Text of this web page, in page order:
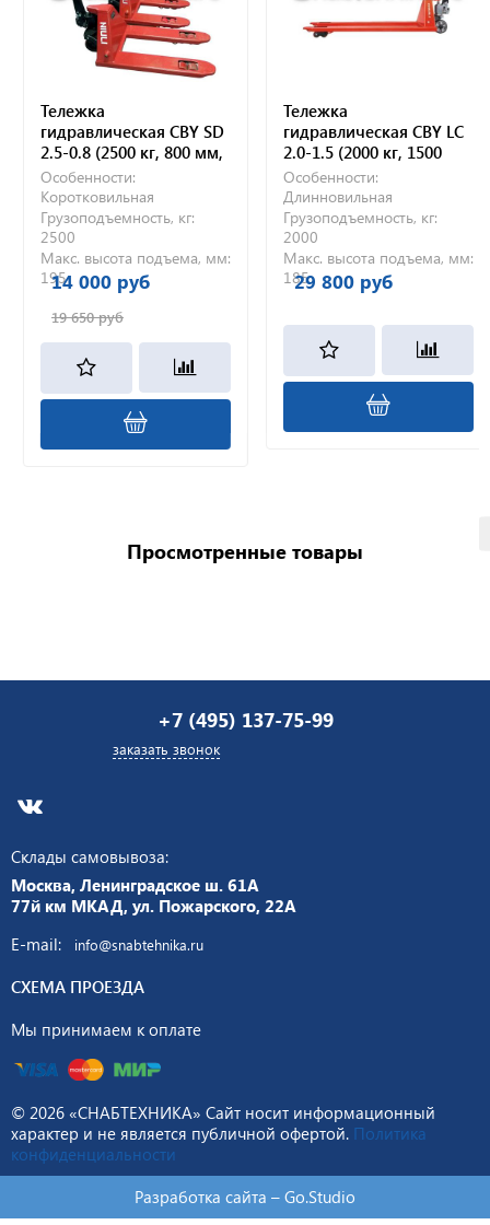
Тележка
гидравлическая CBY SD
2.5-0.8 (2500 кг, 800 мм,
полиуретановые
колеса)
Особенности:
Коротковильная
Грузоподъемность, кг:
2500
Макс. высота подъема, мм:
195
14 000 руб
19 650 руб
Тележка
гидравлическая CBY LC
2.0-1.5 (2000 кг, 1500
мм, полиуретановые
колеса)
Особенности:
Длинновильная
Грузоподъемность, кг:
2000
Макс. высота подъема, мм:
185
29 800 руб
Просмотренные товары
+7 (495) 137-75-99
заказать звонок
Склады самовывоза:
Москва, Ленинградское ш. 61А
77й км МКАД, ул. Пожарского, 22А
E-mail:
info@snabtehnika.ru
СХЕМА ПРОЕЗДА
Мы принимаем к оплате
© 2026 «СНАБТЕХНИКА» Сайт носит информационный
характер и не является публичной офертой. Политика
конфиденциальности
Разработка сайта – Go.Studio